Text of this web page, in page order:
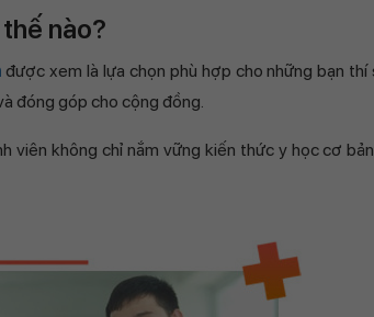
nào?
được xem là lựa chọn phù hợp cho những bạn thí
đóng góp cho cộng đồng.
viên không chỉ nắm vững kiến thức y học cơ